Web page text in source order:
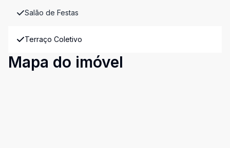
Salão de Festas
Terraço Coletivo
Mapa do imóvel